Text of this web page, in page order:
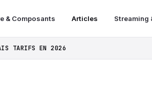
& Composants Articles Streaming
TARIFS EN 2026